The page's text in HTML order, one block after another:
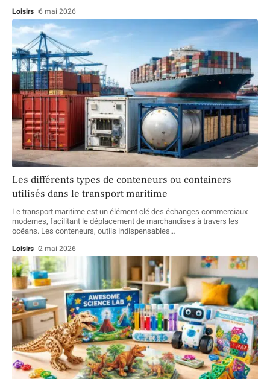
Loisirs 6 mai 2026
Les différents types de conteneurs ou containers
utilisés dans le transport maritime
Le transport maritime est un élément clé des échanges commerciaux
modernes, facilitant le déplacement de marchandises à travers les
océans. Les conteneurs, outils indispensables…
Loisirs 2 mai 2026